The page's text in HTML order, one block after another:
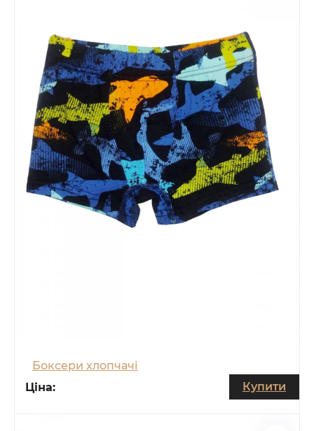
Боксери хлопчачі
Ціна:
Купити